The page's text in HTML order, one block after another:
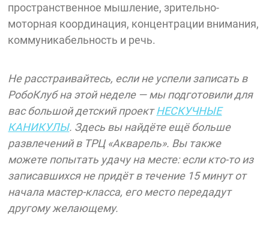
пространственное мышление, зрительно-
моторная координация, концентрации внимания,
коммуникабельность и речь.
Не расстраивайтесь, если не успели записать в
РобоКлуб на этой неделе — мы подготовили для
вас большой детский проектНЕСКУЧНЫЕ
КАНИКУЛЫ. Здесь вы найдёте ещё больше
развлечений в ТРЦ «Акварель». Вы также
можете попытать удачу на месте: если кто-то из
записавшихся не придёт в течение 15 минут от
начала мастер-класса, его место передадут
другому желающему.